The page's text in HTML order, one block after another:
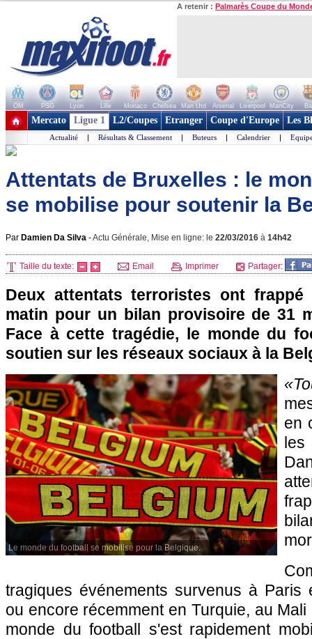
A retenir : Palmarès Coupe du
OM PSG Lyon Lille Monaco Chelsea Man Utd Arsenal Liverpool ManCity
+ de clubs
Mercato Ligue 1 L2/Coupes Etranger Coupe d'Europe Les
Actualité | Résultats & Classement | Buteurs | Calendrier |
Attentats de Bruxelles : le
se mobilise pour soutenir la
Par Damien Da Silva -Actu Générale, Mise en ligne: le 22/03/2016 à 14h42
Taille du texte: Email Imprimer Partager:
Deux attentats terroristes ont frappé
matin pour un bilan provisoire de 31
Face à cette tragédie, le monde du
soutien sur les réseaux sociaux à la
Le monde du football se mobilise pour la Belgique.
en
tragiques événements survenus à Paris
ou encore récemment en Turquie, au
monde du football s'est rapidement